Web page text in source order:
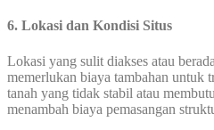
6. Lokasi dan Kondisi Situs
Lokasi yang sulit diakses atau
memerlukan biaya tambahan untuk
tanah yang tidak stabil atau
menambah biaya pemasangan